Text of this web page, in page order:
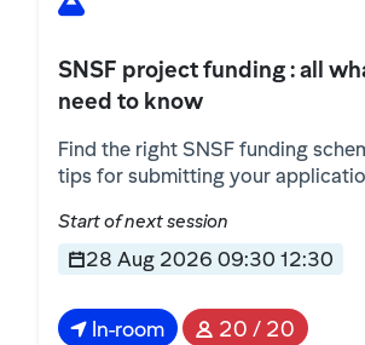
SNSF project funding : all
need to know
Find the right SNSF funding
tips for submitting your
Start of next session
28 Aug 2026 09:30 12:30
In-room 20 / 20